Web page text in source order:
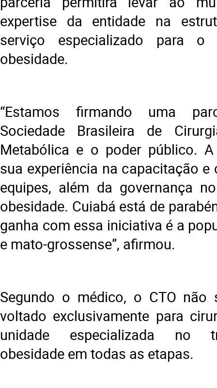
expertise da entidade na
serviço especializado para o
obesidade.
“Estamos firmando uma
Sociedade Brasileira de
Metabólica e o poder público.
sua experiência na capacitação
equipes, além da governança
obesidade. Cuiabá está de
ganha com essa iniciativa é a
e mato-grossense”, afirmou.
Segundo o médico, o CTO não
voltado exclusivamente para
unidade especializada no
obesidade em todas as etapas.